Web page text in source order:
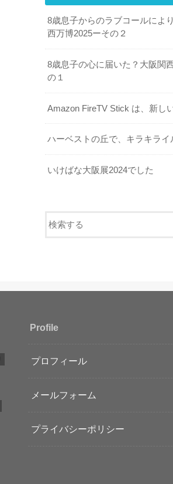
8歳息子からのラブコールによ
西万博2025ーその２
8歳息子の心に届いた？大阪関
の１
Amazon FireTV Stick は、新し
ハーベストの丘で、キラキライ
いけばな大阪展2024でした
Profile
プロフィール
メールフォーム
プライバシーポリシー